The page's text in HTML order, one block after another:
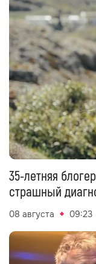
35-летняя
страшный
08 августа 09:23